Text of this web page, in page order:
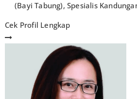
(Bayi Tabung),Spesialis
Cek Profil Lengkap